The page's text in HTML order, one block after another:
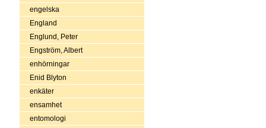
engelska
England
Englund, Peter
Engström, Albert
enhörningar
Enid Blyton
enkäter
ensamhet
entomologi